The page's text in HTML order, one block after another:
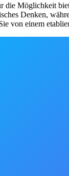
Möglichkeit
Denken,
von einem